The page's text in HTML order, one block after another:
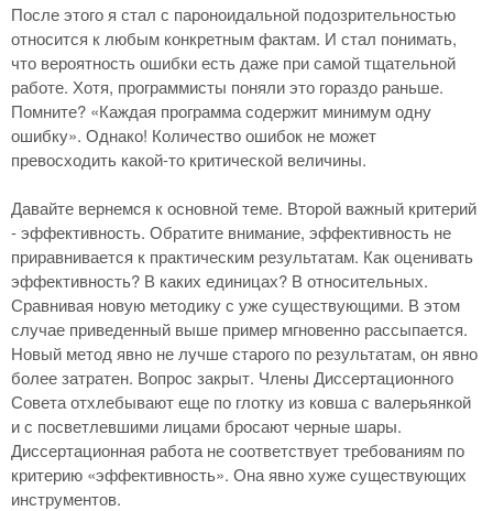
После этого я стал с пароноидальной подозрительностью
относится к любым конкретным фактам. И стал понимать,
что вероятность ошибки есть даже при самой тщательной
работе. Хотя, программисты поняли это гораздо раньше.
Помните? «Каждая программа содержит минимум одну
ошибку». Однако! Количество ошибок не может
превосходить какой-то критической величины.
Давайте вернемся к основной теме. Второй важный критерий
- эффективность. Обратите внимание, эффективность не
приравнивается к практическим результатам. Как оценивать
эффективность? В каких единицах? В относительных.
Сравнивая новую методику с уже существующими. В этом
случае приведенный выше пример мгновенно рассыпается.
Новый метод явно не лучше старого по результатам, он явно
более затратен. Вопрос закрыт. Члены Диссертационного
Совета отхлебывают еще по глотку из ковша с валерьянкой
и с посветлевшими лицами бросают черные шары.
Диссертационная работа не соответствует требованиям по
критерию «эффективность». Она явно хуже существующих
инструментов.